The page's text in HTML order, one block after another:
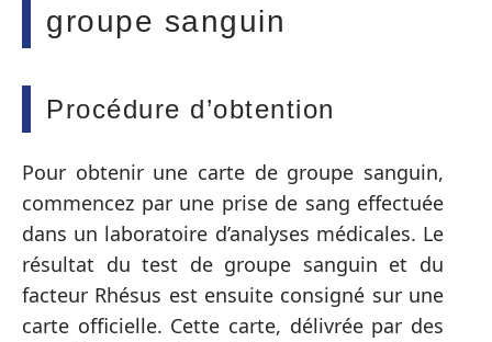
groupe sanguin
Procédure d’obtention
Pour obtenir une carte de groupe sanguin,
commencez par une prise de sang effectuée
dans un laboratoire d’analyses médicales. Le
résultat du test de groupe sanguin et du
facteur Rhésus est ensuite consigné sur une
carte officielle. Cette carte, délivrée par des